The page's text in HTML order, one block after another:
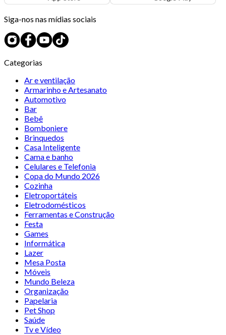
Siga-nos nas mídias sociais
Categorias
Ar e ventilação
Armarinho e Artesanato
Automotivo
Bar
Bebê
Bomboniere
Brinquedos
Casa Inteligente
Cama e banho
Celulares e Telefonia
Copa do Mundo 2026
Cozinha
Eletroportáteis
Eletrodomésticos
Ferramentas e Construção
Festa
Games
Informática
Lazer
Mesa Posta
Móveis
Mundo Beleza
Organização
Papelaria
Pet Shop
Saúde
Tv e Vídeo